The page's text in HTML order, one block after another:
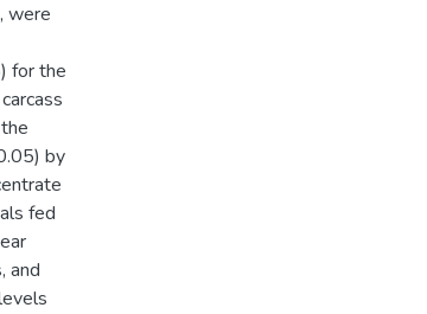
were
for the
by
fed
and